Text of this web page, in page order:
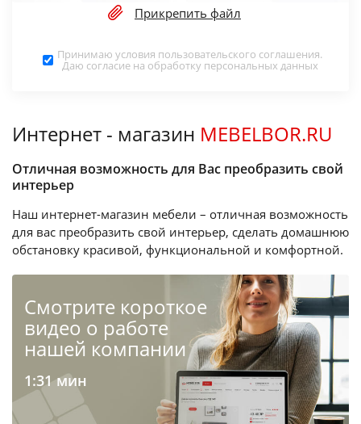
Прикрепить файл
Принимаю условия пользовательского соглашения.
Даю согласие на обработку персональных данных
Интернет - магазин MEBELBOR.RU
Отличная возможность для Вас преобразить свой
интерьер
Наш интернет-магазин мебели – отличная возможность
для вас преобразить свой интерьер, сделать домашнюю
обстановку красивой, функциональной и комфортной.
Cмотрите короткое
видео о работе
нашей компании
1:31 мин